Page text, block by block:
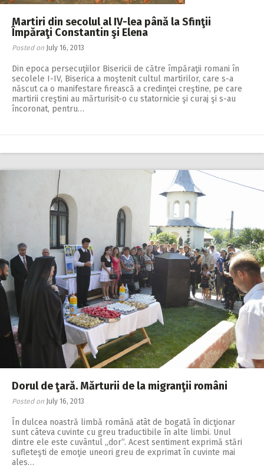
Martiri din secolul al IV-lea până la Sfinţii
Împăraţi Constantin şi Elena
Posted on July 16, 2013
Din epoca persecuţiilor Bisericii de către împăraţii romani în
secolele I-IV, Biserica a moştenit cultul martirilor, care s-a
născut ca o manifestare firească a credinţei creştine, pe care
martirii creştini au mărturisit-o cu statornicie şi curaj şi s-au
încoronat, pentru…
Dorul de ţară. Mărturii de la migranţii români
Posted on July 16, 2013
În dulcea noastră limbă română atât de bogată în dicţionar
sunt câteva cuvinte cu greu traductibile în alte limbi. Unul
dintre ele este cuvântul ,,dor”. Acest sentiment exprimă stări
sufleteşti de emoţie uneori greu de exprimat în cuvinte mai
ales…